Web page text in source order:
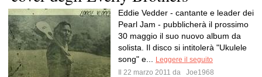
Eddie Vedder - cantante e leader dei
Pearl Jam - pubblicherà il prossimo
30 maggio il suo nuovo album da
solista. Il disco si intitolerà "Ukulele
song" e...
Leggere il seguito
Il 22 marzo 2011 da
Joe1968